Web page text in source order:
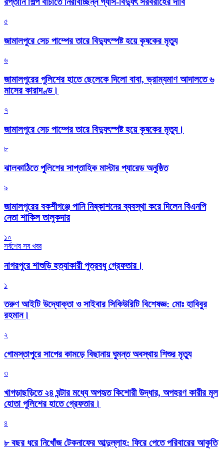
৫
জামালপুরে সেচ পাম্পের তারে বিদ্যুৎস্পষ্ট হয়ে কৃষকের মৃত্যু
৬
জামালপুরের পুলিশের হাতে ছেলেকে দিলো বাবা, ভ্রাম্যমাণ আদালতে ৬
মাসের কারাদণ্ড।
৭
জামালপুরে সেচ পাম্পের তারে বিদ্যুৎস্পষ্ট হয়ে কৃষকের মৃত্যু।
৮
‎ঝালকাঠিতে পুলিশের সাপ্তাহিক মাস্টার প্যারেড অনুষ্ঠিত
৯
জামালপুরের বকশীগঞ্জে পানি নিষ্কাশনের ব্যবস্থা করে দিলেন বিএনপি
নেতা শাকিল তালুকদার
১০
সর্বশেষ সব খবর
নাগরপুরে শাশুড়ি হত্যাকারী পুত্রবধু গ্রেফতার।
১
তরুণ আইটি উদ্যোক্তা ও সাইবার সিকিউরিটি বিশেষজ্ঞ: মোঃ হাবিবুর
রহমান।
২
গোমস্তাপুরে সাপের কামড়ে বিছানায় ঘুমন্ত অবস্থায় শিশুর মৃত্যু
৩
খাগড়াছড়িতে ২৪ ঘন্টার মধ্যে অপহৃত কিশোরী উদ্ধার, অপহরণ কারীর মূল
হোতা পুলিশের হাতে গ্রেফতার।
৪
৮ বছর ধরে নিখোঁজ টেকনাফের আব্দুল্লাহ: ফিরে পেতে পরিবারের আকুতি